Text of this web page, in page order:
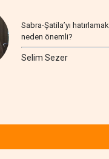
Sabra-Şatila’yı hatırlamak
neden önemli?
Selim Sezer